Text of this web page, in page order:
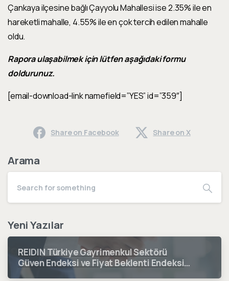
Çankayailçesine bağlıÇayyolu Mahallesiise2.35% ileen
hareketli mahalle, 4.55% ileen çok tercih edilen mahalle
oldu.
Rapora ulaşabilmek için lütfen aşağıdaki formu
doldurunuz.
[email-download-link namefield=”YES” id=”359″]
Share on Facebook Share on X
Arama
Yeni Yazılar
REIDIN Türkiye Gayrimenkul Sektörü
Güven Endeksi ve Fiyat Beklenti Endeksi
2026 3. Çeyrek Dönem Sonuçları